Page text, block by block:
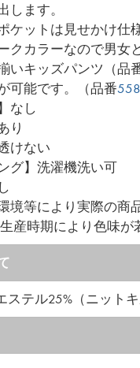
します。
ケットは見せかけ
クカラーなので男女
いキッズパンツ（品
可能です。（品番
なし
り
けない
グ】洗濯機洗い可
境等により実際の商
産時期により色味が
ステル25%（ニット